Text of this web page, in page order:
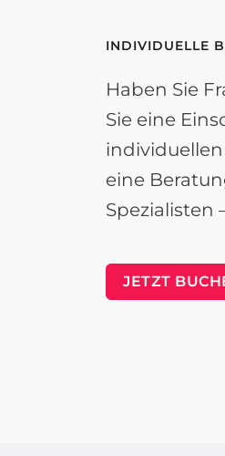
INDIVIDUELLE
Haben Sie
Sie eine
eine
Spezialisten
JETZT